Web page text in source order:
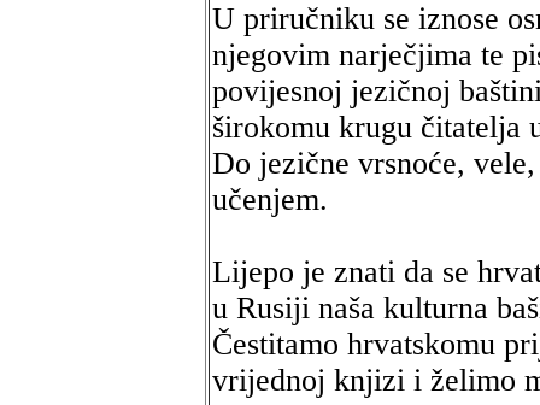
U priručniku se iznose
njegovim narječjima te
povijesnoj jezičnoj
širokomu krugu čitatelja
Do jezične vrsnoće,
učenjem.
Lijepo je znati da se
u Rusiji naša kulturna
Čestitamo hrvatskomu
vrijednoj knjizi i želimo